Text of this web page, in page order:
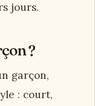
jours.
?
garçon,
: court,